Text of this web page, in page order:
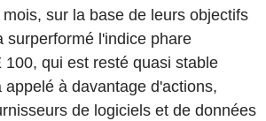
sur la base de leurs objectifs
surperformé l'indice phare
100, qui est resté quasi stable
appelé à davantage d'actions,
de logiciels et de données